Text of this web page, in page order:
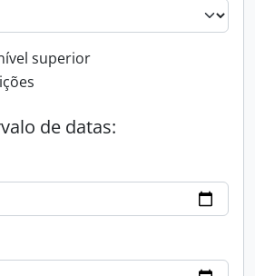
filter
superior
de datas: